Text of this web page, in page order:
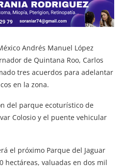
Andrés Manuel López
de Quintana Roo, Carlos
tres acuerdos para adelantar
en la zona.
del parque ecoturístico de
Colosio y el puente vehicular
el próximo Parque del Jaguar
hectáreas, valuadas en dos mil